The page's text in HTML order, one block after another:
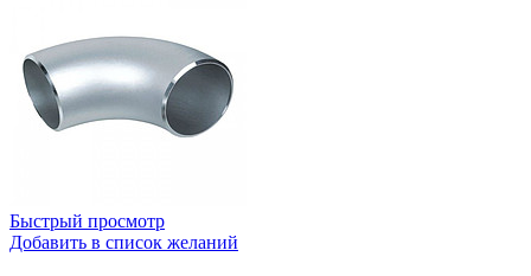
Быстрый просмотр
Добавить в список желаний